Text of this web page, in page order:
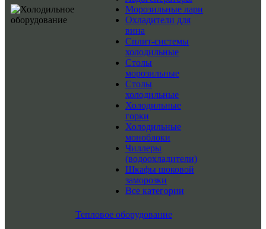
Морозильные лари
Охладители для
вина
Сплит-системы
холодильные
Столы
морозильные
Столы
холодильные
Холодильные
горки
Холодильные
моноблоки
Чиллеры
(водоохладители)
Шкафы шоковой
заморозки
Все категории
Тепловое оборудование